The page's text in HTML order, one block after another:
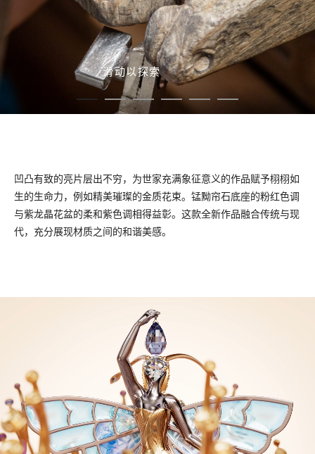
滑动以探索
凹凸有致的亮片层出不穷，为世家充满象征意义的作品赋予栩栩如
生的生命力，例如精美璀璨的金质花束。锰黝帘石底座的粉红色调
与紫龙晶花盆的柔和紫色调相得益彰。这款全新作品融合传统与现
代，充分展现材质之间的和谐美感。